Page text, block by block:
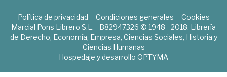
Política de privacidad Condiciones generales
Cookies
Marcial Pons Librero S.L. - B82947326 © 1948 - 2018. Librería
de Derecho, Economía, Empresa, Ciencias Sociales, Historia y
Ciencias Humanas
Hospedaje y desarrollo OPTYMA